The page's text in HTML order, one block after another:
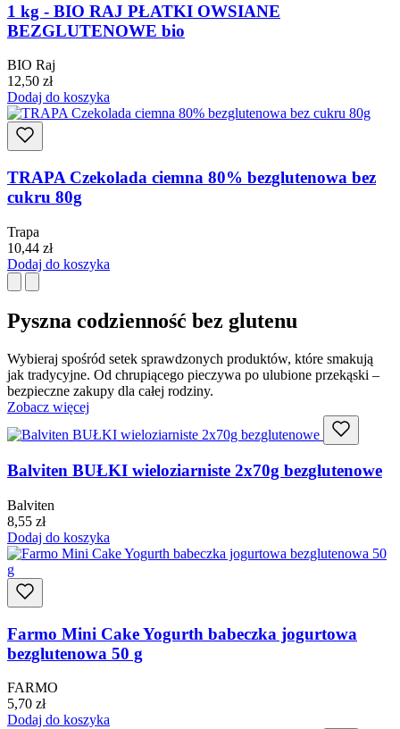
1 kg - BIO RAJ PŁATKI OWSIANE
BEZGLUTENOWE bio
BIO Raj
12,50 zł
Dodaj do koszyka
TRAPA Czekolada ciemna 80% bezglutenowa bez
cukru 80g
Trapa
10,44 zł
Dodaj do koszyka
Pyszna codzienność bez glutenu
Wybieraj spośród setek sprawdzonych produktów, które smakują
jak tradycyjne. Od chrupiącego pieczywa po ulubione przekąski –
bezpieczne zakupy dla całej rodziny.
Zobacz więcej
Balviten BUŁKI wieloziarniste 2x70g bezglutenowe
Balviten
8,55 zł
Dodaj do koszyka
Farmo Mini Cake Yogurth babeczka jogurtowa
bezglutenowa 50 g
FARMO
5,70 zł
Dodaj do koszyka